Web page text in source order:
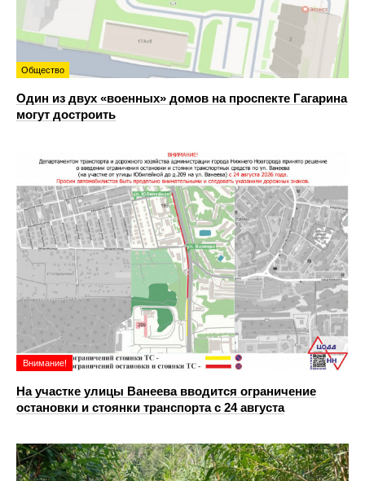
Общество
Один из двух «военных» домов на проспекте Гагарина
могут достроить
Внимание!
На участке улицы Ванеева вводится ограничение
остановки и стоянки транспорта с 24 августа